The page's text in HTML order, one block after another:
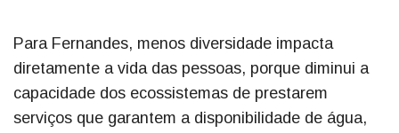
Para Fernandes, menos diversidade impacta
diretamente a vida das pessoas, porque diminui a
capacidade dos ecossistemas de prestarem
serviços que garantem a disponibilidade de água,